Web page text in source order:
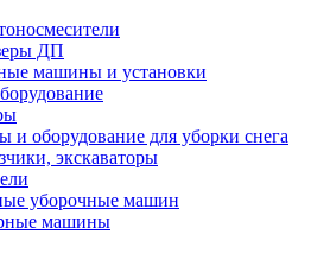
ДП
машины и установки
оборудование для уборки снега
экскаваторы
уборочные машин
машины